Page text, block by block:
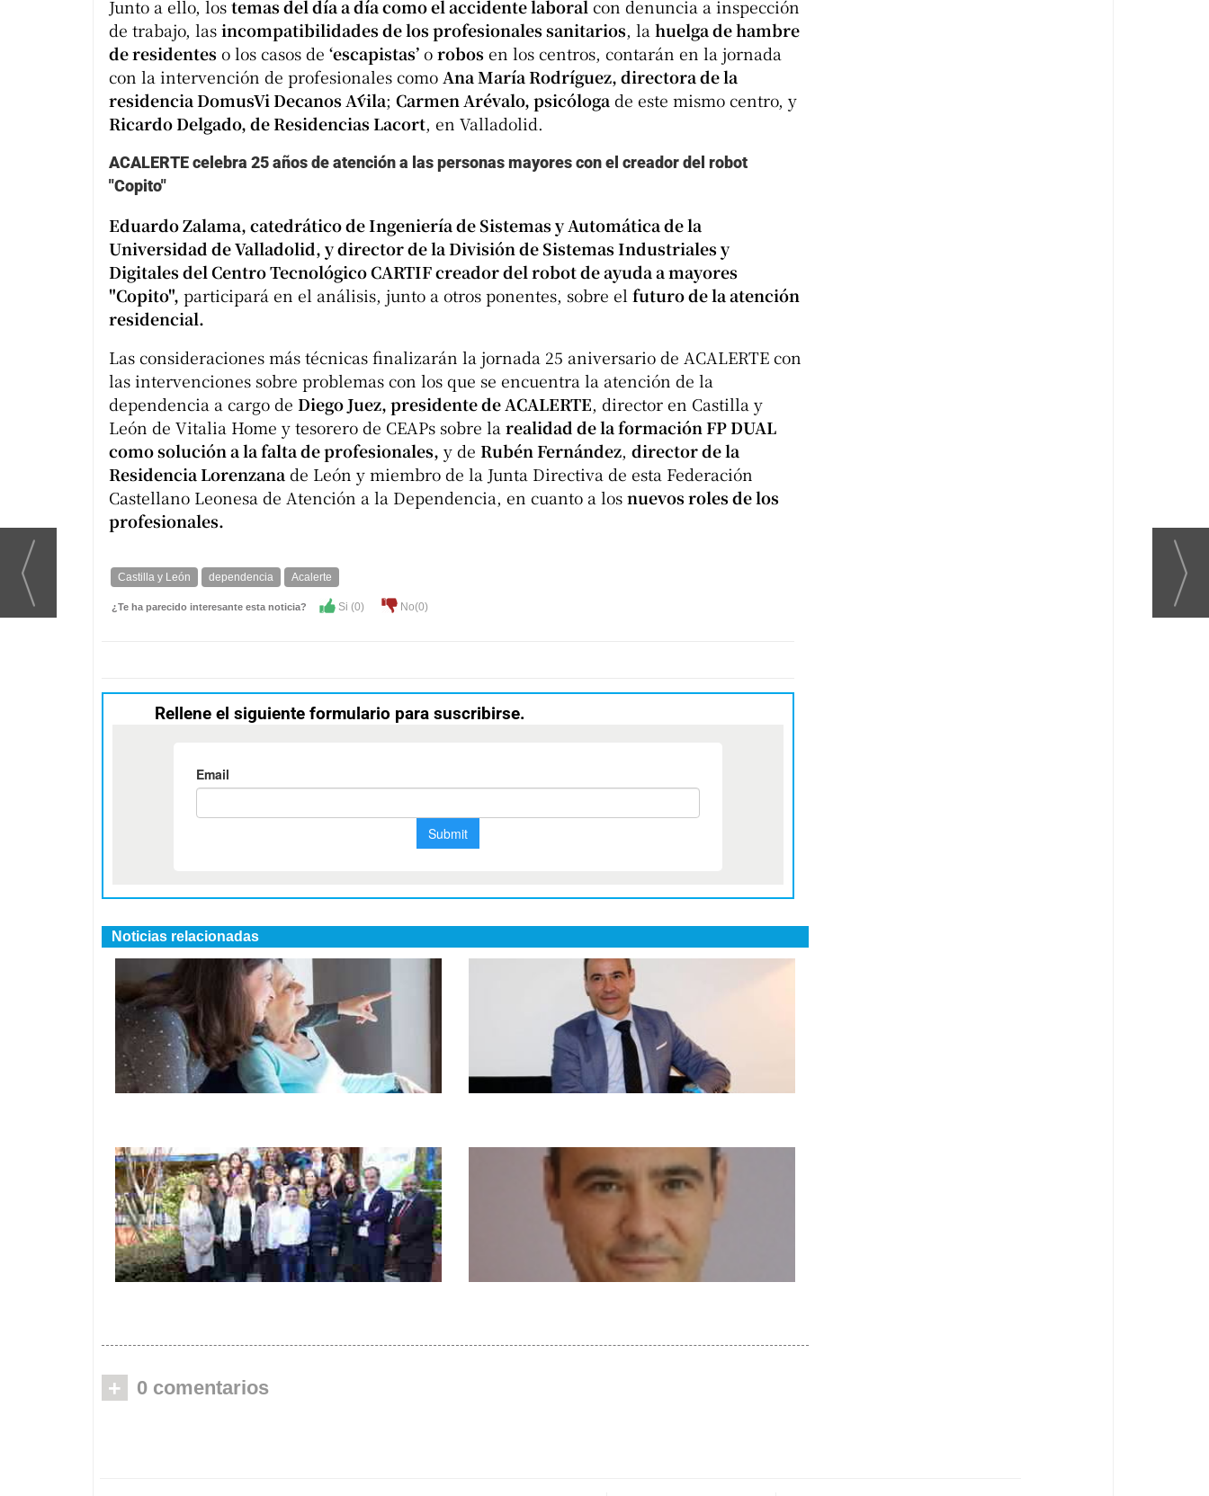
Junto a ello, los temas del día a día como el accidente laboral con denuncia a inspección
de trabajo, las incompatibilidades de los profesionales sanitarios, la huelga de hambre
de residenteso los casos de ‘escapistas’o robosen los centros, contarán en la jornada
con la intervención de profesionales como Ana María Rodríguez, directora de la
residencia DomusVi Decanos Ávila; Carmen Arévalo, psicóloga de este mismo centro, y
Ricardo Delgado, de Residencias Lacort, en Valladolid.
ACALERTE celebra 25 años de atención a las personas mayores con el creador del robot
"Copito"
Eduardo Zalama, catedrático de Ingeniería de Sistemas y Automática de la
Universidad de Valladolid, y director de la División de Sistemas Industriales y
Digitales del Centro Tecnológico CARTIF creador del robot de ayuda a mayores
"Copito", participará en el análisis, junto a otros ponentes, sobre el futuro de la atención
residencial.
Las consideraciones más técnicas finalizarán la jornada 25 aniversario de ACALERTE con
las intervenciones sobre problemas con los que se encuentra la atención de la
dependencia a cargo de Diego Juez, presidente de ACALERTE, director en Castilla y
León de Vitalia Home y tesorero de CEAPs sobre la realidad de la formación FP DUAL
como solución a la falta de profesionales, y de Rubén Fernández, director de la
Residencia Lorenzanade León y miembro de la Junta Directiva de esta Federación
Castellano Leonesa de Atención a la Dependencia, en cuanto a los nuevos roles de los
profesionales.
Castilla y León dependencia Acalerte
¿Te ha parecido interesante esta noticia? Si (0) No(0)
Rellene el siguiente formulario para suscribirse.
Noticias relacionadas
+ 0 comentarios